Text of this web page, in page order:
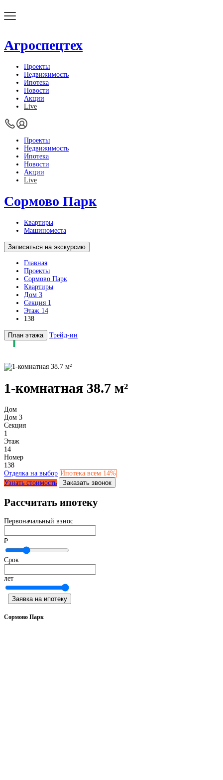
Агроспецтех
Проекты
Недвижимость
Ипотека
Новости
Акции
Live
Проекты
Недвижимость
Ипотека
Новости
Акции
Live
Сормово Парк
Квартиры
Машиноместа
Записаться на экскурсию
Главная
Проекты
Сормово Парк
Квартиры
Дом 3
Секция 1
Этаж 14
138
План этажа Трейд-ин
1-комнатная 38.7 м²
Дом
Дом 3
Секция
1
Этаж
14
Номер
138
Отделка на выбор Ипотека всем 14%
Узнать стоимость
Заказать звонок
Рассчитать ипотеку
Первоначальный взнос
₽
Срок
лет
Заявка на ипотеку
Сормово Парк